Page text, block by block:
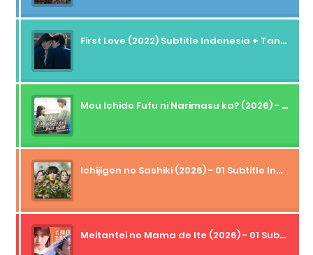
First Love (2022) Subtitle Indonesia + Tanpa Iklan + Streaming + 1080p
Mou Ichido Fufu ni Narimasu ka? (2026) - 01 Subtitle Indonesia
Ichijigen no Sashiki (2026) - 01 Subtitle Indonesia
Meitantei no Mama de Ite (2026) - 01 Subtitle Indonesia